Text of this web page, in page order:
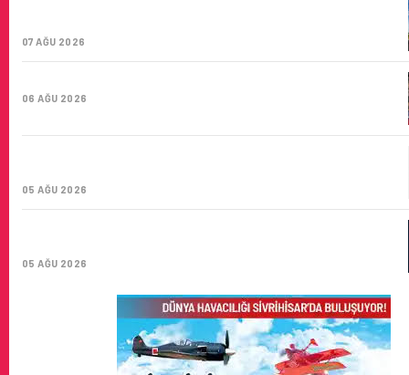
07 AĞU 2026
06 AĞU 2026
05 AĞU 2026
05 AĞU 2026